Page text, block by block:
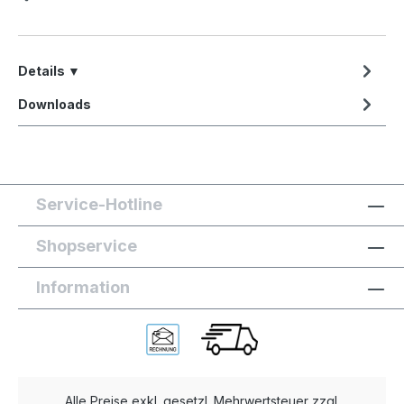
Details ▼
Downloads
Service-Hotline
Shopservice
Information
Alle Preise exkl. gesetzl. Mehrwertsteuer zzgl.